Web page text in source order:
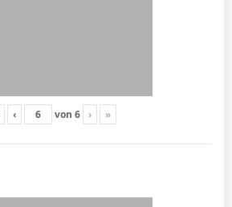
‹ von 6 › »